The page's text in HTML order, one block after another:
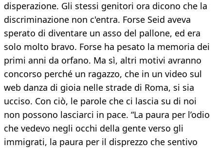
disperazione. Gli stessi genitori ora dicono che la
discriminazione non c'entra. Forse Seid aveva
sperato di diventare un asso del pallone, ed era
solo molto bravo. Forse ha pesato la memoria dei
primi anni da orfano. Ma sì, altri motivi avranno
concorso perché un ragazzo, che in un video sul
web danza di gioia nelle strade di Roma, si sia
ucciso. Con ciò, le parole che ci lascia su di noi
non possono lasciarci in pace. “La paura per l’odio
che vedevo negli occhi della gente verso gli
immigrati, la paura per il disprezzo che sentivo